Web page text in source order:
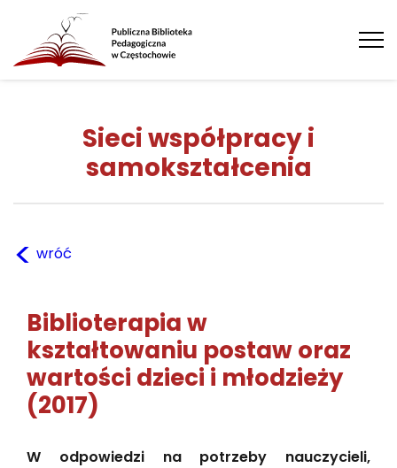
Sieci współpracy i
samokształcenia
< wróć
Biblioterapia w
kształtowaniu postaw oraz
wartości dzieci i młodzieży
(2017)
W odpowiedzi na potrzeby nauczycieli,